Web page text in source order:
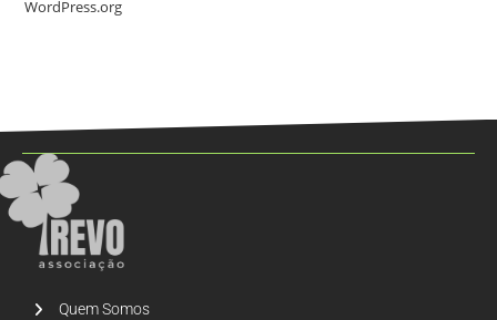
WordPress.org
Quem Somos